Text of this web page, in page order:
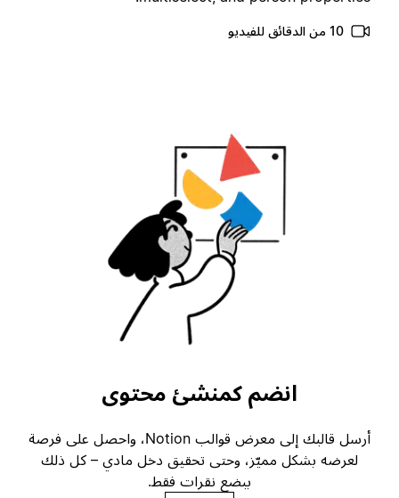
10 من الدقائق للفيديو
انضم كمنشئ محتوى
أرسل قالبك إلى معرض قوالب Notion، واحصل على فرصة
لعرضه بشكل مميّز، وحتى تحقيق دخل مادي – كل ذلك
ببضع نقرات فقط.